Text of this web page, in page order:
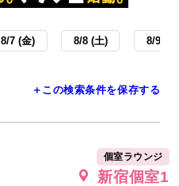
8/7 (金) 8/8 (土) 8/9 (日
＋この検索条件を保存する
個室ラウンジ
新宿個室1